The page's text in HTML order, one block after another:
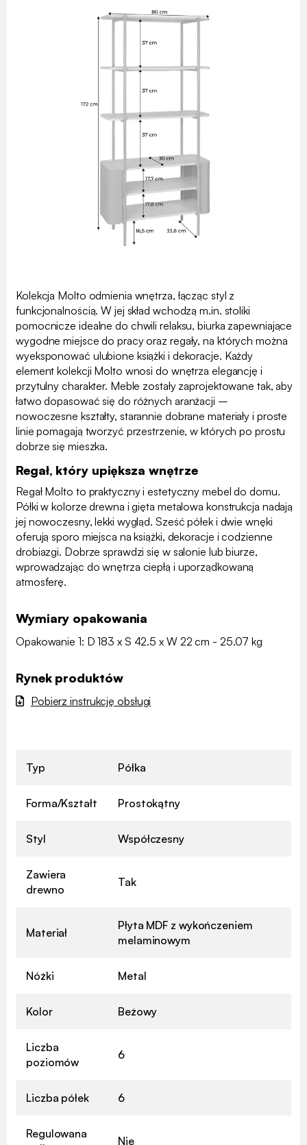
Kolekcja Molto odmienia wnętrza, łącząc styl z
funkcjonalnością. W jej skład wchodzą m.in. stoliki
pomocnicze idealne do chwili relaksu, biurka zapewniające
wygodne miejsce do pracy oraz regały, na których można
wyeksponować ulubione książki i dekoracje. Każdy
element kolekcji Molto wnosi do wnętrza elegancję i
przytulny charakter. Meble zostały zaprojektowane tak, aby
łatwo dopasować się do różnych aranżacji –
nowoczesne kształty, starannie dobrane materiały i proste
linie pomagają tworzyć przestrzenie, w których po prostu
dobrze się mieszka.
Regał, który upiększa wnętrze
Regał Molto to praktyczny i estetyczny mebel do domu.
Półki w kolorze drewna i gięta metalowa konstrukcja nadają
jej nowoczesny, lekki wygląd. Sześć półek i dwie wnęki
oferują sporo miejsca na książki, dekoracje i codzienne
drobiazgi. Dobrze sprawdzi się w salonie lub biurze,
wprowadzając do wnętrza ciepłą i uporządkowaną
atmosferę.
Wymiary opakowania
Opakowanie 1: D 183 x S 42.5 x W 22 cm - 25.07 kg
Rynek produktów
Pobierz instrukcję obsługi
Typ Półka
Forma/Kształt Prostokątny
Styl Współczesny
Zawiera
drewno
Tak
Materiał
Płyta MDF z wykończeniem
melaminowym
Nóżki Metal
Kolor Beżowy
Liczba
poziomów
6
Liczba półek 6
Regulowana
Nie